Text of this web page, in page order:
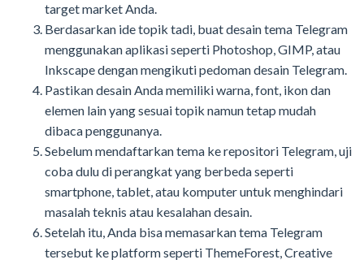
target market Anda.
Berdasarkan ide topik tadi, buat desain tema Telegram
menggunakan aplikasi seperti Photoshop, GIMP, atau
Inkscape dengan mengikuti pedoman desain Telegram.
Pastikan desain Anda memiliki warna, font, ikon dan
elemen lain yang sesuai topik namun tetap mudah
dibaca penggunanya.
Sebelum mendaftarkan tema ke repositori Telegram, uji
coba dulu di perangkat yang berbeda seperti
smartphone, tablet, atau komputer untuk menghindari
masalah teknis atau kesalahan desain.
Setelah itu, Anda bisa memasarkan tema Telegram
tersebut ke platform seperti ThemeForest, Creative